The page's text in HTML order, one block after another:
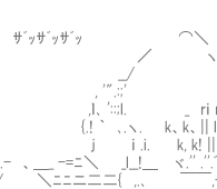
l
ｯ ⌒＼ ｌ
／ ヽ .! l l｀
､_ ! l {l
':.. ! l __-ﾆl
rｉ r, ｉ:::l. l
k、|| ll!ﾘ.l:::! l-ﾆ
k, k! || ﾘi! ｌ::l .lﾆ
=ﾆ＼ _l__!＿ ヾ.'' .''.ﾞ
ﾆﾆニ二二{ ,.､ ￣￣